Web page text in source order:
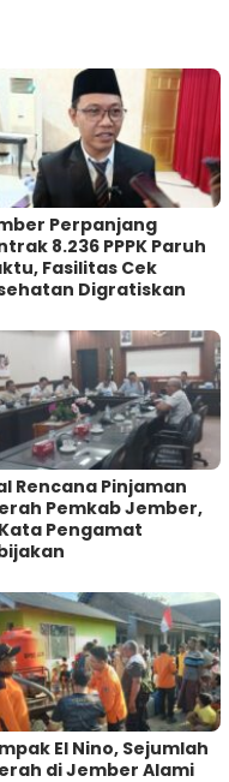
Perpanjang
8.236 PPPK Paruh
Fasilitas Cek
Digratiskan
Rencana Pinjaman
Pemkab Jember,
Pengamat
El Nino, Sejumlah
di Jember Alami